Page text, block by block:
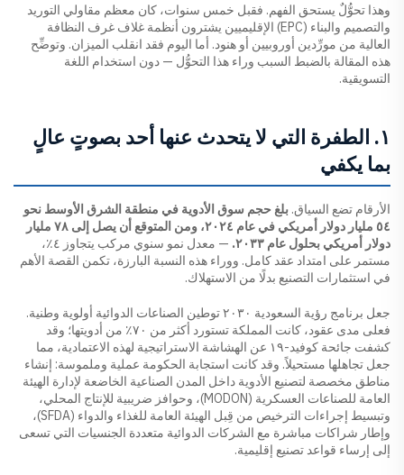
وهذا تحوُّلٌ يستحق الفهم. فقبل خمس سنوات، كان معظم مقاولي التوريد
والتصميم والبناء (EPC) الإقليميين يشترون أنظمة غلاف غرف النظافة
العالية من مورِّدين أوروبيين أو هنود. أما اليوم فقد انقلب الميزان. وتوضِّح
هذه المقالة بالضبط السبب وراء هذا التحوُّل — دون استخدام اللغة
التسويقية.
١. الطفرة التي لا يتحدث عنها أحد بصوتٍ عالٍ
بما يكفي
الأرقام تضع السياق. بلغ حجم سوق الأدوية في منطقة الشرق الأوسط نحو
٥٤ مليار دولار أمريكي في عام ٢٠٢٤، ومن المتوقع أن يصل إلى ٧٨ مليار
دولار أمريكي بحلول عام ٢٠٣٣.
— معدل نمو سنوي مركب يتجاوز ٤٪،
مستمر على امتداد عقد كامل. ووراء هذه النسبة البارزة، تكمن القصة الأهم
في استثمارات التصنيع بدلًا من الاستهلاك.
جعل برنامج رؤية السعودية ٢٠٣٠ توطين الصناعات الدوائية أولوية وطنية.
فعلى مدى عقود، كانت المملكة تستورد أكثر من ٧٠٪ من أدويتها؛ وقد
كشفت جائحة كوفيد-١٩ عن الهشاشة الاستراتيجية لهذه الاعتمادية، مما
جعل تجاهلها مستحيلاً. وقد كانت استجابة الحكومة عملية وملموسة: إنشاء
مناطق مخصصة لتصنيع الأدوية داخل المدن الصناعية الخاضعة لإدارة الهيئة
العامة للصناعات العسكرية (MODON)، وحوافز ضريبية للإنتاج المحلي،
وتبسيط إجراءات الترخيص من قِبل الهيئة العامة للغذاء والدواء (SFDA)،
وإطار شراكات مباشرة مع الشركات الدوائية متعددة الجنسيات التي تسعى
إلى إرساء قواعد تصنيع إقليمية.